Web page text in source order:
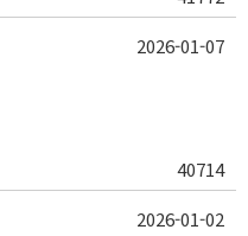
40714
2026-01-07
2026-01-02